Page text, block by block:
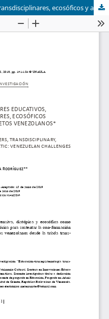
Los investigadores educativos, transdisciplinares, ecosóficos y antropoéticos: retos venezolanos